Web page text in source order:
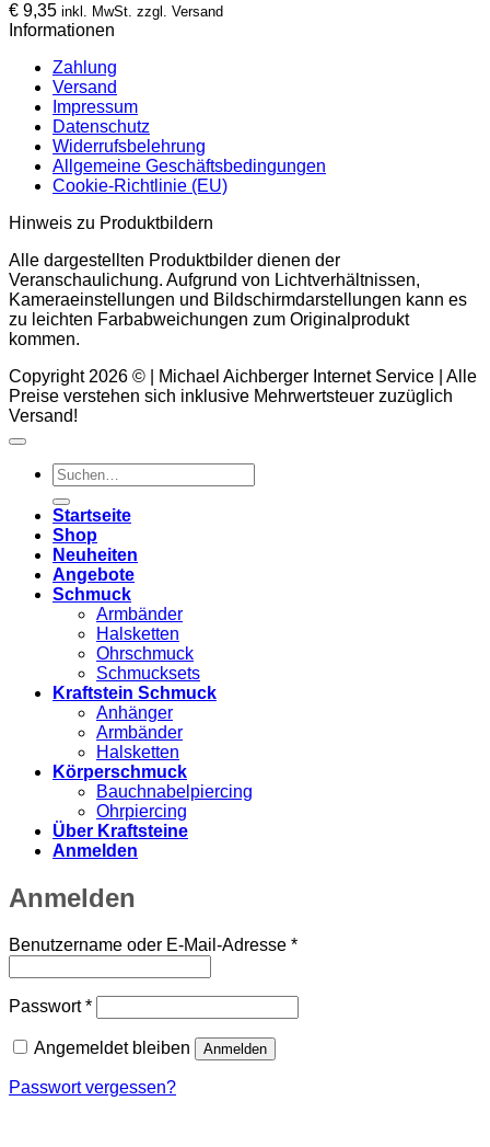
€ 9,35 inkl. MwSt. zzgl. Versand
Informationen
Zahlung
Versand
Impressum
Datenschutz
Widerrufsbelehrung
Allgemeine Geschäftsbedingungen
Cookie-Richtlinie (EU)
Hinweis zu Produktbildern
Alle dargestellten Produktbilder dienen der
Veranschaulichung. Aufgrund von Lichtverhältnissen,
Kameraeinstellungen und Bildschirmdarstellungen kann es
zu leichten Farbabweichungen zum Originalprodukt
kommen.
Copyright 2026 © | Michael Aichberger Internet Service | Alle
Preise verstehen sich inklusive Mehrwertsteuer zuzüglich
Versand!
Suchen
nach:
Startseite
Shop
Neuheiten
Angebote
Schmuck
Armbänder
Halsketten
Ohrschmuck
Schmucksets
Kraftstein Schmuck
Anhänger
Armbänder
Halsketten
Körperschmuck
Bauchnabelpiercing
Ohrpiercing
Über Kraftsteine
Anmelden
Anmelden
Benutzername oder E-Mail-Adresse *Erforderlich
Passwort*Erforderlich
Angemeldet bleiben Anmelden
Passwort vergessen?